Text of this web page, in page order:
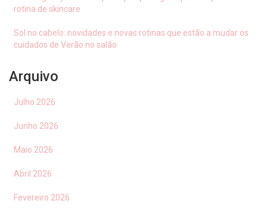
rotina de skincare
Sol no cabelo: novidades e novas rotinas que estão a mudar os
cuidados de Verão no salão
Arquivo
Julho 2026
Junho 2026
Maio 2026
Abril 2026
Fevereiro 2026